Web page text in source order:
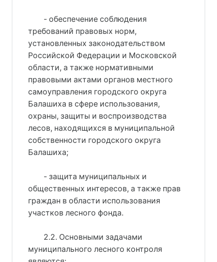
- обеспечение соблюдения
требований правовых норм,
установленных законодательством
Российской Федерации и Московской
области, а также нормативными
правовыми актами органов местного
самоуправления городского округа
Балашиха в сфере использования,
охраны, защиты и воспроизводства
лесов, находящихся в муниципальной
собственности городского округа
Балашиха;
- защита муниципальных и
общественных интересов, а также прав
граждан в области использования
участков лесного фонда.
2.2. Основными задачами
муниципального лесного контроля